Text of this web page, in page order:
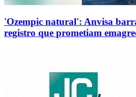
'Ozempic natural': Anvisa
registro que prometiam